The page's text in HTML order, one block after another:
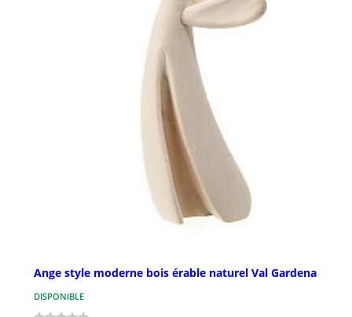
Ange style moderne bois érable naturel Val Gardena
DISPONIBLE